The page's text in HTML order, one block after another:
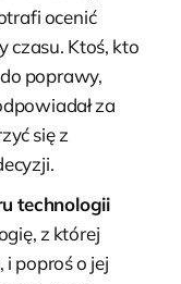
ocenić
czasu. Ktoś, kto
poprawy,
za
się z
technologii
z której
i poproś o jej